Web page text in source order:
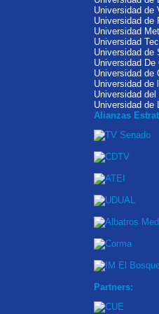
Universidad de
Universidad de
Universidad
Universidad
Universidad de
Universidad De
Universidad de
Universidad de
Universidad
Universidad de
Alianzas
Partners: